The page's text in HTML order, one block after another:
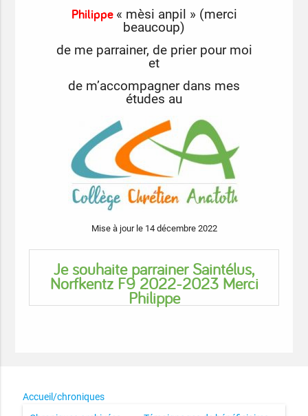
Philippe « mèsi anpil » (merci
beaucoup)
de me parrainer, de prier pour moi
et
de m’accompagner dans mes
études au
Mise à jour le 14 décembre 2022
Je souhaite parrainer Saintélus,
Norfkentz F9 2022-2023 Merci
Philippe
Accueil/chroniques